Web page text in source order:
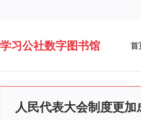
学习公社数字图书馆 首
人民代表大会制度更